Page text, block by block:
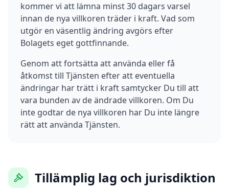
kommer vi att lämna minst 30 dagars varsel
innan de nya villkoren träder i kraft. Vad som
utgör en väsentlig ändring avgörs efter
Bolagets eget gottfinnande.
Genom att fortsätta att använda eller få
åtkomst till Tjänsten efter att eventuella
ändringar har trätt i kraft samtycker Du till att
vara bunden av de ändrade villkoren. Om Du
inte godtar de nya villkoren har Du inte längre
rätt att använda Tjänsten.
Tillämplig lag och jurisdiktion